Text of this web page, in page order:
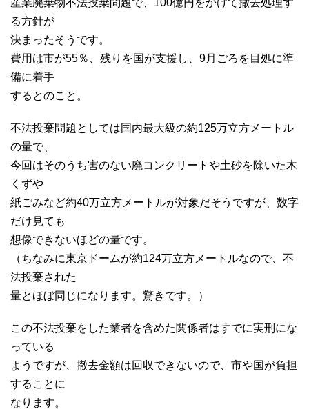
る方針が
決まったそうです。
費用は市が55％、残りを国が支援し、9月ごろを目処に準
備に着手
するとのこと。
不法投棄問題としては国内最大級の約125万立方メートル
の量で、
今回はそのうち害のない廃コンクリートや土砂を除いた木
くずや
紙ごみなど約40万立方メートルが対象だそうですが、数字
だけ見ても
想像できないほどの量です。
（ちなみに東京ドームが約124万立方メートルなので、不
法投棄された
量とほぼ同じになります。驚きです。）
この不法投棄をした業者を含めた関係者はすでに実刑にな
っている
ようですが、撤去金額は回収できないので、市や国が負担
することに
なります。